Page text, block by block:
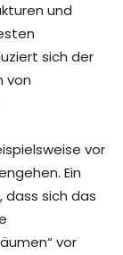
und
sich der
von
vor
Ein
dass sich das
vor